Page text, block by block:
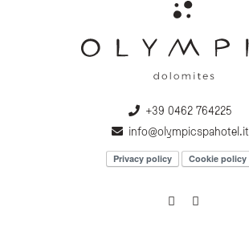
+39 0462 764225
info@olympicspahotel.it
Privacy policy Cookie policy